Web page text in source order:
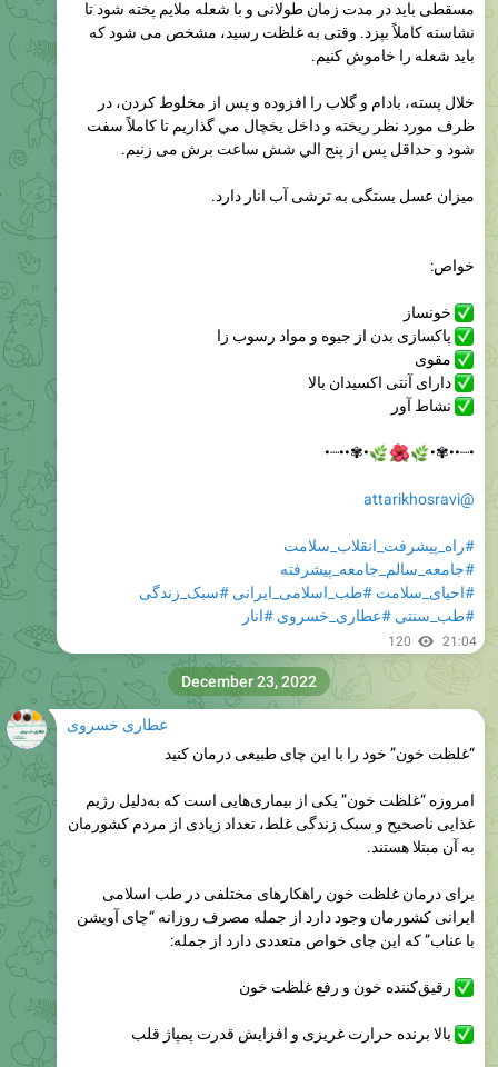
مسقطی باید در مدت زمان طولانی و با شعله ملايم پخته شود تا
نشاسته کاملاً بپزد. وقتی به غلظت رسید، مشخص می شود که
باید شعله را خاموش کنیم.
خلال پسته، بادام و گلاب را افزوده و پس از مخلوط كردن، در
ظرف مورد نظر ريخته و داخل یخچال مي گذاريم تا کاملاً سفت
شود و حداقل پس از پنج الي شش ساعت برش می زنیم.
میزان عسل بستگی به ترشی آب انار دارد.
خواص:
خونساز
پاکسازی بدن از جیوه و مواد رسوب زا
مقوی
دارای آنتی اکسیدان بالا
نشاط آور
•┈••✾•
•✾••┈•
@attarikhosravi
#راه_پیشرفت_انقلاب_سلامت
#جامعه_سالم_جامعه_پیشرفته
#احیای_سلامت #طب_اسلامی_ایرانی #سبک_زندگی
#طب_سنتی #عطاری_خسروی #انار
120 21:04
عطاری خسروی
“غلظت خون” خود را با این چای طبیعی درمان کنید
امروزه “غلظت خون” یکی از بیماری‌هایی است که به‌دلیل رژیم
غذایی ناصحیح و سبک زندگی غلط، تعداد زیادی از مردم کشورمان
به آن مبتلا هستند.
برای درمان غلظت خون راهکارهای مختلفی در طب اسلامی
ایرانی کشورمان وجود دارد از جمله مصرف روزانه “چای آویشن
با عناب” که این چای خواص متعددی دارد از جمله:
رقیق‌کننده خون و رفع غلظت خون
بالا برنده حرارت غریزی و افزایش قدرت پمپاژ قلب
December 23, 2022